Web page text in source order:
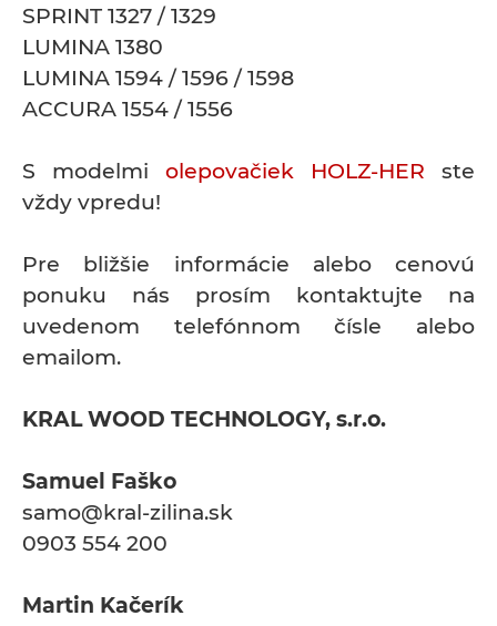
SPRINT 1327 / 1329
LUMINA 1380
LUMINA 1594 / 1596 / 1598
ACCURA 1554 / 1556
S modelmi olepovačiek HOLZ-HER ste
vždy vpredu!
Pre bližšie informácie alebo cenovú
ponuku nás prosím kontaktujte na
uvedenom telefónnom čísle alebo
emailom.
KRAL WOOD TECHNOLOGY, s.r.o.
Samuel Faško
samo@kral-zilina.sk
0903 554 200
Martin Kačerík